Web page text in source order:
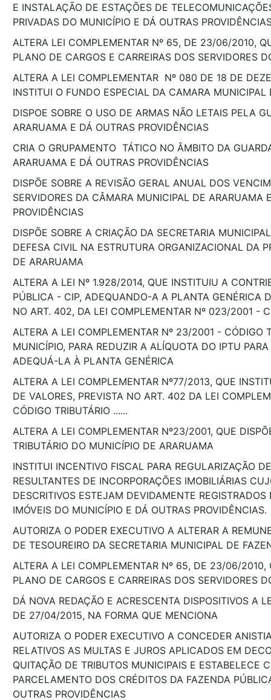
E INSTALAÇÃO DE ESTAÇÕES DE
PRIVADAS DO MUNICÍPIO E DÁ OUTRAS
ALTERA LEI COMPLEMENTAR Nº 65, DE 23/06/2010,
PLANO DE CARGOS E CARREIRAS DOS SERVIDORES
ALTERA A LEI COMPLEMENTAR Nº 080 DE 18 DE
INSTITUI O FUNDO ESPECIAL DA CAMARA
DISPOE SOBRE O USO DE ARMAS NÃO LETAIS PELA
ARARUAMA E DÁ OUTRAS PROVIDÊNCIAS
CRIA O GRUPAMENTO TÁTICO NO ÂMBITO DA
ARARUAMA E DÁ OUTRAS PROVIDÊNCIAS
DISPÕE SOBRE A REVISÃO GERAL ANUAL DOS
SERVIDORES DA CÂMARA MUNICIPAL DE ARARUAMA
PROVIDÊNCIAS
DISPÕE SOBRE A CRIAÇÃO DA SECRETARIA
DEFESA CIVIL NA ESTRUTURA ORGANIZACIONAL DA
DE ARARUAMA
ALTERA A LEI Nº 1.928/2014, QUE INSTITUIU A
PÚBLICA - CIP, ADEQUANDO-A A PLANTA GENÉRICA
NO ART. 402, DA LEI COMPLEMENTAR Nº 023/2001 -
ALTERA A LEI COMPLEMENTAR Nº 23/2001 - CÓDIGO
MUNICÍPIO, PARA REDUZIR A ALÍQUOTA DO IPTU
ADEQUÁ-LA À PLANTA GENÉRICA
ALTERA A LEI COMPLEMENTAR Nº77/2013, QUE
DE VALORES, PREVISTA NO ART. 402 DA LEI
CÓDIGO TRIBUTÁRIO ......
ALTERA A LEI COMPLEMENTAR Nº23/2001, QUE
TRIBUTÁRIO DO MUNICÍPIO DE ARARUAMA
INSTITUI INCENTIVO FISCAL PARA REGULARIZAÇÃO
RESULTANTES DE INCORPORAÇÕES IMOBILIÁRIAS
DESCRITIVOS ESTEJAM DEVIDAMENTE REGISTRADOS
IMÓVEIS DO MUNICÍPIO E DÁ OUTRAS PROVIDÊNCIAS.
AUTORIZA O PODER EXECUTIVO A ALTERAR A
DE TESOUREIRO DA SECRETARIA MUNICIPAL DE
ALTERA A LEI COMPLEMENTAR Nº 65, DE 23/06/2010,
PLANO DE CARGOS E CARREIRAS DOS SERVIDORES
DÁ NOVA REDAÇÃO E ACRESCENTA DISPOSITIVOS A
DE 27/04/2015, NA FORMA QUE MENCIONA
AUTORIZA O PODER EXECUTIVO A CONCEDER
RELATIVOS AS MULTAS E JUROS APLICADOS EM
QUITAÇÃO DE TRIBUTOS MUNICIPAIS E ESTABELECE
PARCELAMENTO DOS CRÉDITOS DA FAZENDA
OUTRAS PROVIDÊNCIAS